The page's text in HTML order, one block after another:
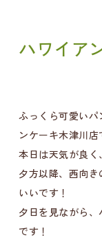
ハワイア
ふっくら可愛い
ンケーキ木津川店
本日は天気が良く
夕方以降、西向
いいです！
夕日を見ながら
です！